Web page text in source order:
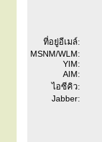
ที่อยู่อีเมล์:
MSNM/WLM:
YIM:
AIM:
ไอซีคิว:
Jabber: